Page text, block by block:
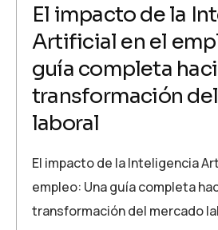
El impacto de la
Artificial en el
guía completa
transformación
laboral
El impacto de la Inteligencia
empleo: Una guía completa
transformación del mercado